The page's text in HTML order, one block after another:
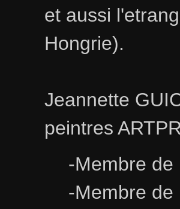
et aussi
Hongrie).
Jeannette
peintres
-Membre de
-Membre de